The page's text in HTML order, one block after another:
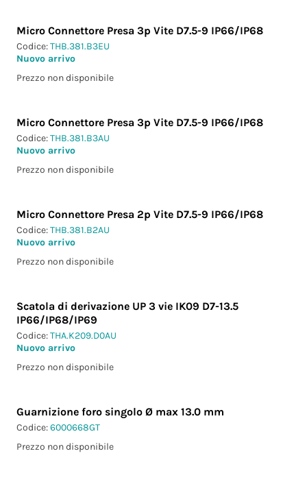
Micro Connettore Presa 3p Vite D7.5-9 IP66/IP68
Codice:THB.381.B3EU
Nuovo arrivo
Prezzo non disponibile
Micro Connettore Presa 3p Vite D7.5-9 IP66/IP68
Codice:THB.381.B3AU
Nuovo arrivo
Prezzo non disponibile
Micro Connettore Presa 2p Vite D7.5-9 IP66/IP68
Codice:THB.381.B2AU
Nuovo arrivo
Prezzo non disponibile
Scatola di derivazione UP 3 vie IK09 D7-13.5
IP66/IP68/IP69
Codice:THA.K209.D0AU
Nuovo arrivo
Prezzo non disponibile
Guarnizione foro singolo Ø max 13.0 mm
Codice:6000668GT
Prezzo non disponibile